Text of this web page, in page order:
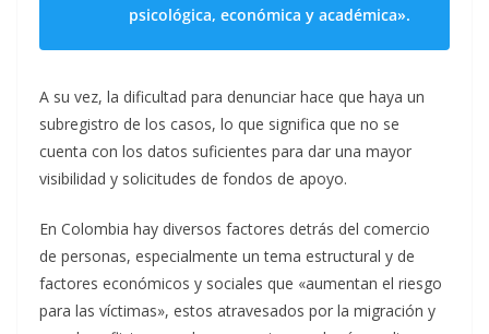
psicológica, económica y académica».
A su vez, la dificultad para denunciar hace que haya un
subregistro de los casos, lo que significa que no se
cuenta con los datos suficientes para dar una mayor
visibilidad y solicitudes de fondos de apoyo.
En Colombia hay diversos factores detrás del comercio
de personas, especialmente un tema estructural y de
factores económicos y sociales que «aumentan el riesgo
para las víctimas», estos atravesados por la migración y